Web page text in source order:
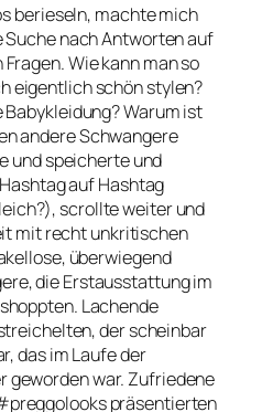
berieseln, machte mich
nach Antworten auf
Wie kann man so
eigentlich schön stylen?
Warum ist
andere Schwangere
und speicherte und
auf Hashtag
scrollte weiter und
mit recht unkritischen
überwiegend
die Erstausstattung im
Lachende
der scheinbar
das im Laufe der
war. Zufriedene
präsentierten